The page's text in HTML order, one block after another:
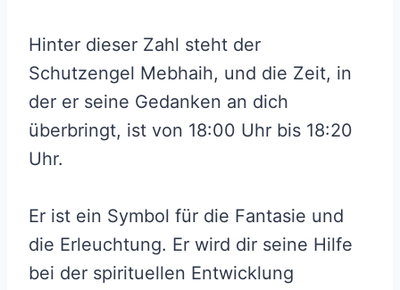
Hinter dieser Zahl steht der
Schutzengel Mebhaih, und die Zeit, in
der er seine Gedanken an dich
überbringt, ist von 18:00 Uhr bis 18:20
Uhr.
Er ist ein Symbol für die Fantasie und
die Erleuchtung. Er wird dir seine Hilfe
bei der spirituellen Entwicklung